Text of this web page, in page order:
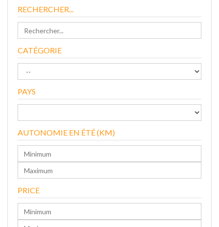
RECHERCHER...
CATÉGORIE
PAYS
AUTONOMIE EN ÉTÉ (KM)
PRICE